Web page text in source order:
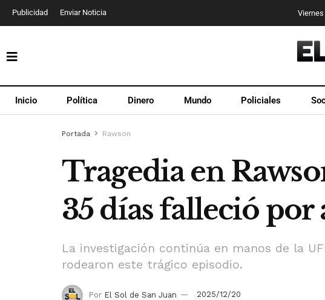
Publicidad Enviar Noticia
Inicio Política Dinero Mundo Policiales
Portada Rawson
Tragedia en
35 días falleció por
La investigación continúa en manos de la
rodearon este trágico episodio.
Por El Sol de San Juan 2025/12/20